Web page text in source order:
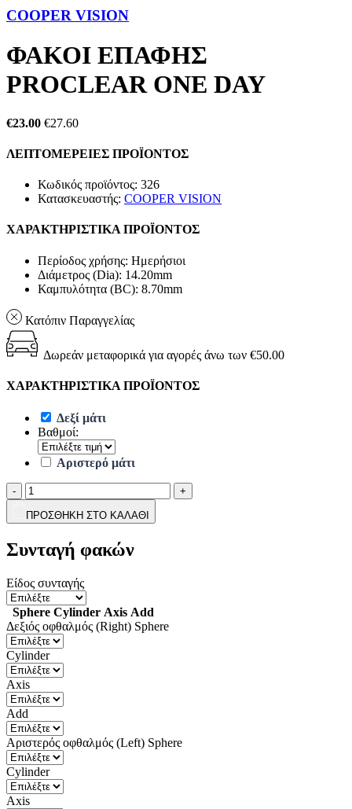
COOPER VISION
ΦΑΚΟΙ ΕΠΑΦΗΣ
PROCLEAR ONE DAY
€23.00 €27.60
ΛΕΠΤΟΜΕΡΕΙΕΣ ΠΡΟΪΟΝΤΟΣ
Κωδικός προϊόντος: 326
Κατασκευαστής: COOPER VISION
ΧΑΡΑΚΤΗΡΙΣΤΙΚΑ ΠΡΟΪΟΝΤΟΣ
Περίοδος χρήσης: Ημερήσιοι
Διάμετρος (Dia): 14.20mm
Καμπυλότητα (BC): 8.70mm
Κατόπιν Παραγγελίας
Δωρεάν μεταφορικά για αγορές άνω των €50.00
ΧΑΡΑΚΤΗΡΙΣΤΙΚΑ ΠΡΟΪΟΝΤΟΣ
Δεξί μάτι
Βαθμοί:
Αριστερό μάτι
- +
ΠΡΟΣΘΗΚΗ ΣΤΟ ΚΑΛΑΘΙ
Συνταγή φακών
Είδος συνταγής
Sphere Cylinder Axis Add
Δεξιός οφθαλμός (Right) Sphere
Cylinder
Axis
Add
Αριστερός οφθαλμός (Left) Sphere
Cylinder
Axis